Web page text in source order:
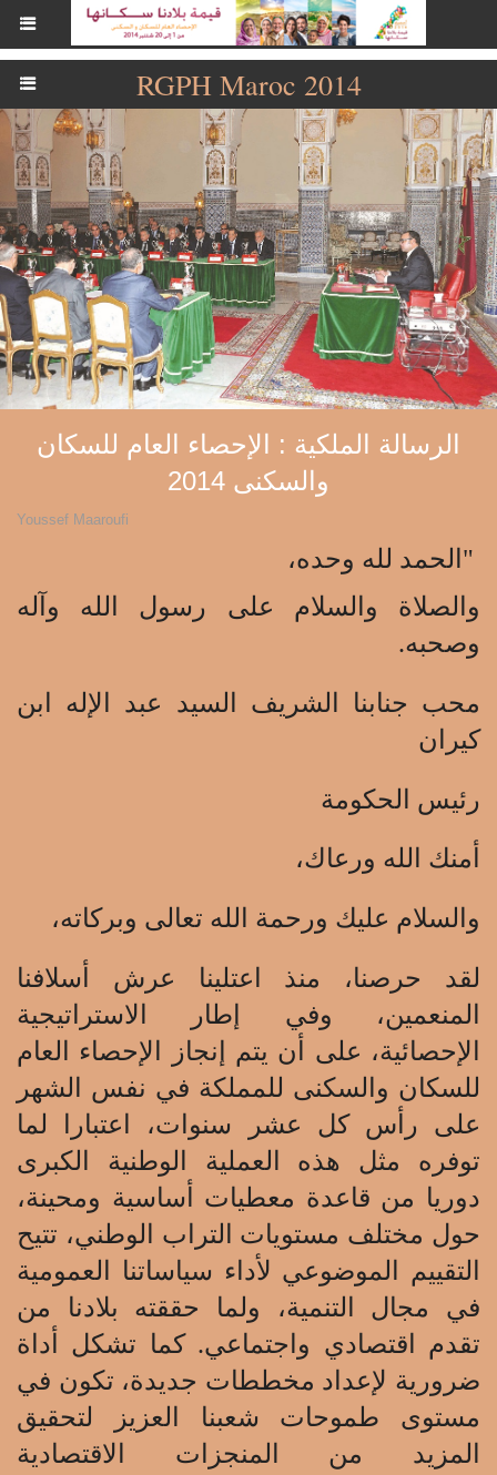
RGPH Maroc 2014
الرسالة الملكية : الإحصاء العام للسكان
والسكنى 2014
Youssef Maaroufi
"الحمد لله وحده،
والصلاة والسلام على رسول الله وآله
وصحبه.
محب جنابنا الشريف السيد عبد الإله ابن
كيران
رئيس الحكومة
أمنك الله ورعاك،
والسلام عليك ورحمة الله تعالى وبركاته،
لقد حرصنا، منذ اعتلينا عرش أسلافنا
المنعمين، وفي إطار الاستراتيجية
الإحصائية، على أن يتم إنجاز الإحصاء العام
للسكان والسكنى للمملكة في نفس الشهر
على رأس كل عشر سنوات، اعتبارا لما
توفره مثل هذه العملية الوطنية الكبرى
دوريا من قاعدة معطيات أساسية ومحينة،
حول مختلف مستويات التراب الوطني، تتيح
التقييم الموضوعي لأداء سياساتنا العمومية
في مجال التنمية، ولما حققته بلادنا من
تقدم اقتصادي واجتماعي. كما تشكل أداة
ضرورية لإعداد مخططات جديدة، تكون في
مستوى طموحات شعبنا العزيز لتحقيق
المزيد من المنجزات الاقتصادية